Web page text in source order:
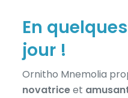
En
jour !
Ornitho Mnemolia
novatriceet